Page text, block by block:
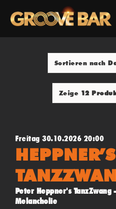
Inhalt
springen
EVENTS
NEWS
YOUTUBE
INFOS
SUCHE
FACEBOOK
Sortieren nach
Zeige 12
Freitag 30.10.2026 20:00
HEPPNER’S
Peter Heppner's TanzZwang
Melancholie